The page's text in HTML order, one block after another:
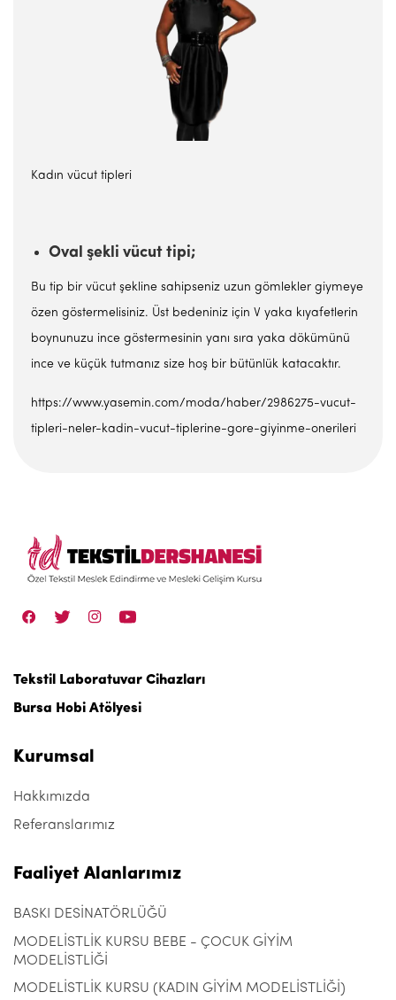
Kadın vücut tipleri
Oval şekli vücut tipi;
Bu tip bir vücut şekline sahipseniz uzun gömlekler giymeye
özen göstermelisiniz. Üst bedeniniz için V yaka kıyafetlerin
boynunuzu ince göstermesinin yanı sıra yaka dökümünü
ince ve küçük tutmanız size hoş bir bütünlük katacaktır.
https://www.yasemin.com/moda/haber/2986275-vucut-
tipleri-neler-kadin-vucut-tiplerine-gore-giyinme-onerileri
Tekstil Laboratuvar Cihazları
Bursa Hobi Atölyesi
Kurumsal
Hakkımızda
Referanslarımız
Faaliyet Alanlarımız
BASKI DESİNATÖRLÜĞÜ
MODELİSTLİK KURSU BEBE - ÇOCUK GİYİM
MODELİSTLİĞİ
MODELİSTLİK KURSU (KADIN GİYİM MODELİSTLİĞİ)